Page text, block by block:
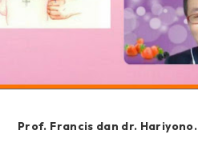
Prof. Francis dan dr. Hariyono.